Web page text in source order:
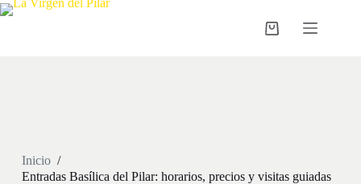
Inicio /
Entradas Basílica del Pilar: horarios, precios y visitas guiadas